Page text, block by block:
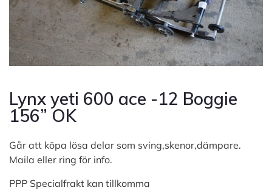
Lynx yeti 600 ace -12 Boggie
156” OK
Går att köpa lösa delar som sving,skenor,dämpare.
Maila eller ring för info.
PPP Specialfrakt kan tillkomma